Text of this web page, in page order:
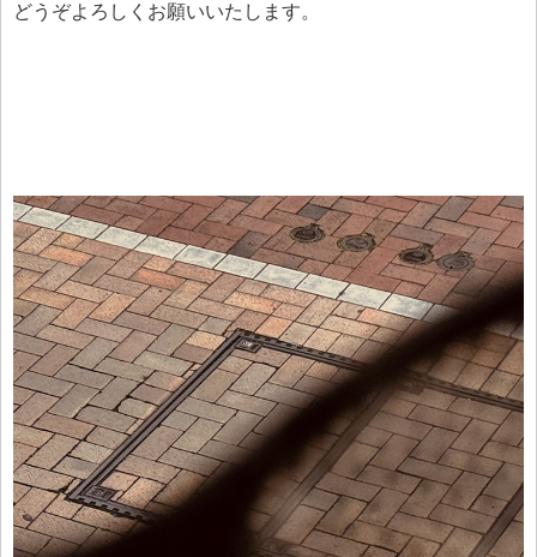
どうぞよろしくお願いいたします。